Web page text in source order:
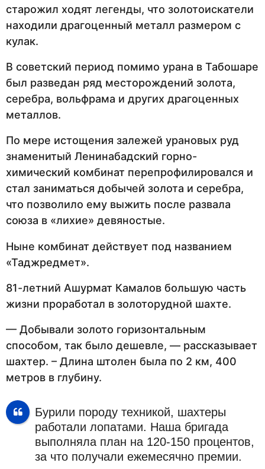
старожил ходят легенды, что золотоискатели
находили драгоценный металл размером с
кулак.
В советский период помимо урана в Табошаре
был разведан ряд месторождений золота,
серебра, вольфрама и других драгоценных
металлов.
По мере истощения залежей урановых руд
знаменитый Ленинабадский горно-
химический комбинат перепрофилировался и
стал заниматься добычей золота и серебра,
что позволило ему выжить после развала
союза в «лихие» девяностые.
Ныне комбинат действует под названием
«Таджредмет».
81-летний Ашурмат Камалов большую часть
жизни проработал в золоторудной шахте.
— Добывали золото горизонтальным
способом, так было дешевле, — рассказывает
шахтер. – Длина штолен была по 2 км, 400
метров в глубину.
Бурили породу техникой, шахтеры
работали лопатами. Наша бригада
выполняла план на 120-150 процентов,
за что получали ежемесячно премии.